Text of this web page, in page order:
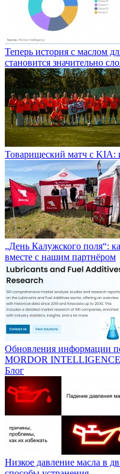
Теперь история с маслом
становится значительно
Товарищеский матч с KIA:
„День Калужского поля“:
вместе с нашим партнёром
Обновления информации
MORDOR INTELLIGENCE
Блог
Низкое давление масла в